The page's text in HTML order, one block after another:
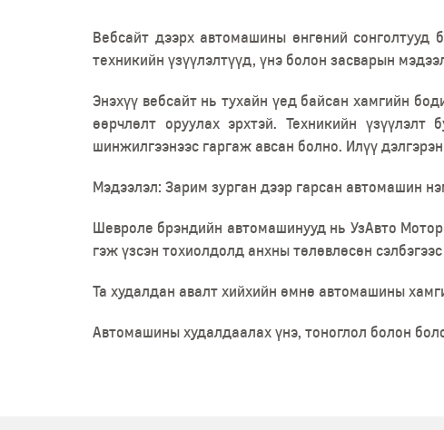
Вебсайт дээрх автомашины өнгөний
техникийн үзүүлэлтүүд, үнэ болон засварын
Энэхүү вебсайт нь тухайн үед байсан хамгийн
өөрчлөлт оруулах эрхтэй. Техникийн
шинжилгээнээс гаргаж авсан болно. Илүү
Мэдээлэл: Зарим зурган дээр гарсан автомашин
Шевроле брэндийн автомашинууд нь УзАвто
гэж үзсэн тохиолдолд анхны төлөвлөсөн
Та худалдан авалт хийхийн өмнө автомашины
Автомашины худалдаалах үнэ, тоноглол болон